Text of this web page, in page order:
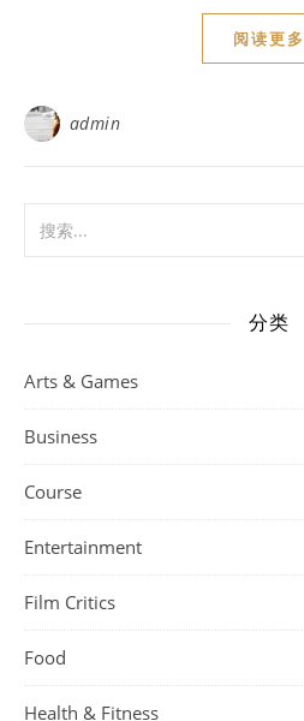
阅读更多
admin
分类
Arts & Games
Business
Course
Entertainment
Film Critics
Food
Health & Fitness